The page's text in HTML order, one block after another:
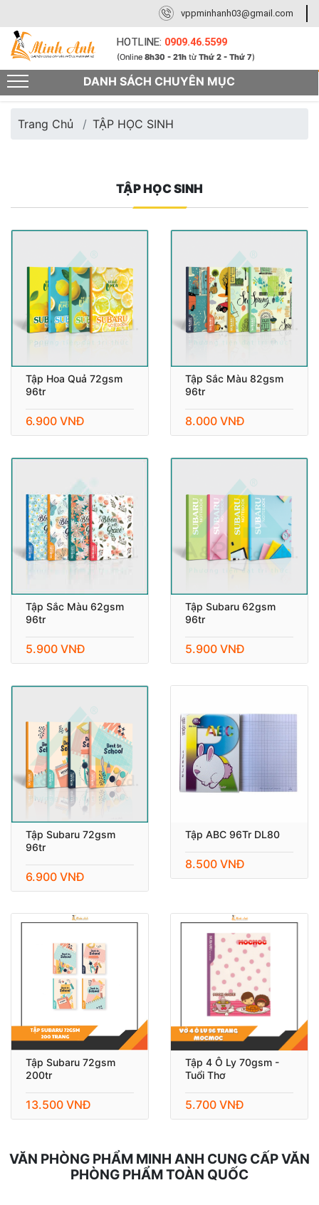
DANH SÁCH CHUYÊN MỤC
vppminhanh03@gmail.com
HOTLINE: 0909.46.5599
(Online8h30 - 21h từThứ 2 - Thứ 7)
Trang Chủ TẬP HỌC SINH
TẬP HỌC SINH
Tập Hoa Quả 72gsm
96tr
6.900 VNĐ
Tập Sắc Màu 82gsm
96tr
8.000 VNĐ
Tập Sắc Màu 62gsm
96tr
5.900 VNĐ
Tập Subaru 62gsm
96tr
5.900 VNĐ
Tập Subaru 72gsm
96tr
6.900 VNĐ
Tập ABC 96Tr DL80
8.500 VNĐ
Tập Subaru 72gsm
200tr
13.500 VNĐ
Tập 4 Ô Ly 70gsm -
Tuổi Thơ
5.700 VNĐ
VĂN PHÒNG PHẨM MINH ANH CUNG CẤP VĂN
PHÒNG PHẨM TOÀN QUỐC